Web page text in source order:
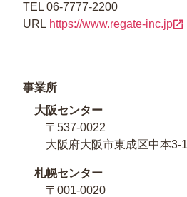
TEL 06-7777-2200
URL https://www.regate-inc.jp
事業所
大阪センター
〒537-0022
大阪府大阪市東成区中本3-
札幌センター
〒001-0020